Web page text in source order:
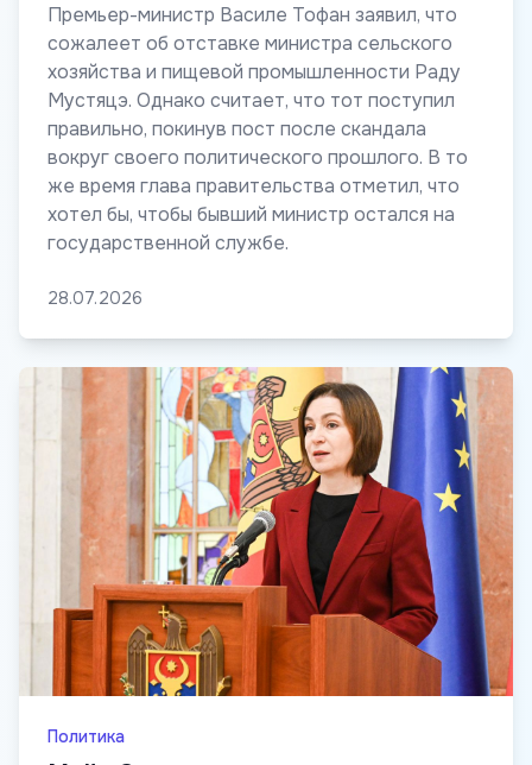
Премьер-министр Василе Тофан заявил, что
сожалеет об отставке министра сельского
хозяйства и пищевой промышленности Раду
Мустяцэ. Однако считает, что тот поступил
правильно, покинув пост после скандала
вокруг своего политического прошлого. В то
же время глава правительства отметил, что
хотел бы, чтобы бывший министр остался на
государственной службе.
28.07.2026
Политика